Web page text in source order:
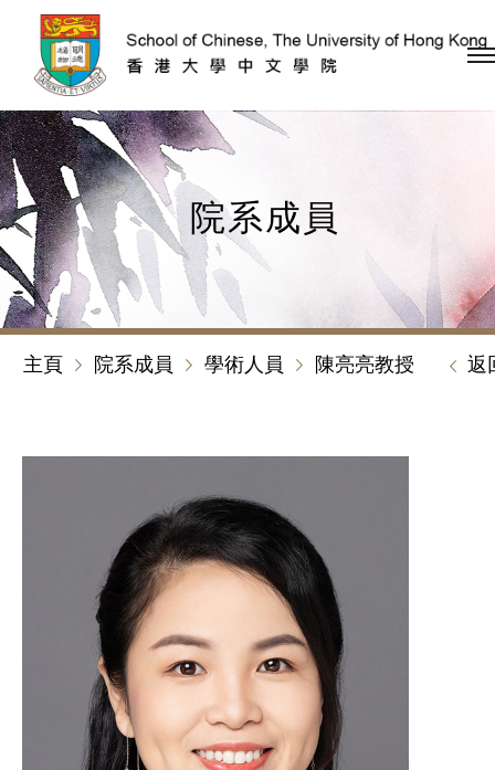
跳到內容（按回車鍵）
院系成員
主頁 院系成員 學術人員 陳亮亮教授 返